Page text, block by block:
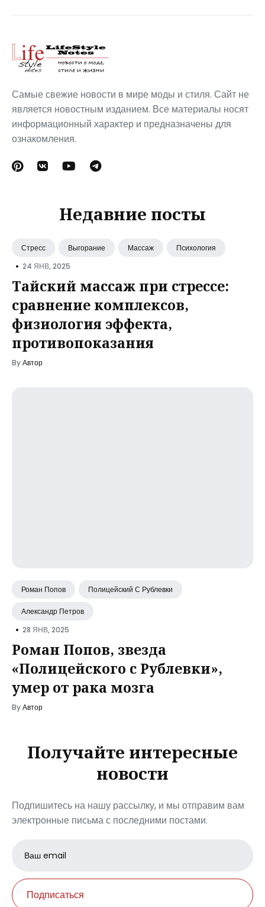
Самые свежие новости в мире моды и стиля. Сайт не
является новостным изданием. Все материалы носят
информационный характер и предназначены для
ознакомления.
Недавние посты
Стресс Выгорание Массаж Психология
• 24 ЯНВ, 2025
Тайский массаж при стрессе:
сравнение комплексов,
физиология эффекта,
противопоказания
ByАвтор
Роман Попов Полицейский С Рублевки
Александр Петров
• 28 ЯНВ, 2025
Роман Попов, звезда
«Полицейского с Рублевки»,
умер от рака мозга
ByАвтор
Получайте интересные
новости
Подпишитесь на нашу рассылку, и мы отправим вам
электронные письма с последними постами.
Email
address
Подписаться